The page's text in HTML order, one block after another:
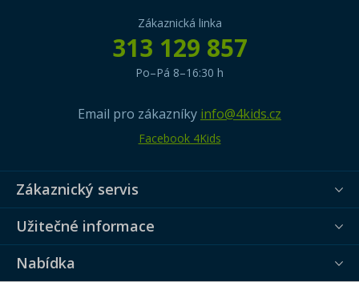
Zákaznická linka
313 129 857
Po–Pá 8–16:30 h
Email pro zákazníky info@4kids.cz
Facebook 4Kids
Zákaznický servis
Užitečné informace
Nabídka